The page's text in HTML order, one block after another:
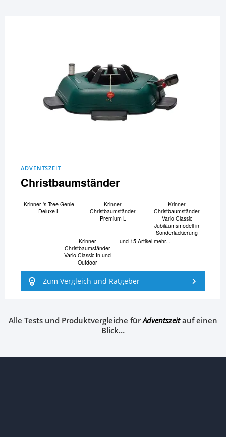
ADVENTSZEIT
Christbaumständer
Krinner 's Tree Genie
Deluxe L
Krinner
Christbaumständer
Premium L
Krinner
Christbaumständer
Vario Classic
Jubiläumsmodell in
Sonderlackierung
Krinner
Christbaumständer
Vario Classic In und
Outdoor
und 15 Artikel mehr...
Zum Vergleich und Ratgeber
Alle Tests und Produktvergleiche fürAdventszeitauf einen
Blick…